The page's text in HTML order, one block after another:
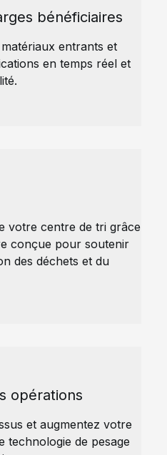
bénéficiaires
entrants et
en temps réel et
votre centre de tri grâce
conçue pour soutenir
des déchets et du
opérations
et augmentez votre
technologie de pesage